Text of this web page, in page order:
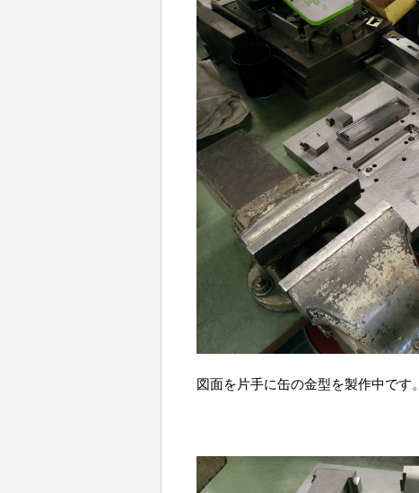
図面を片手に缶の金型を製作中です。